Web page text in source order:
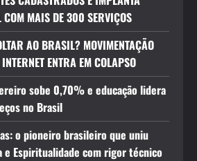
COM MAIS DE 300 SERVIÇOS
AO BRASIL? MOVIMENTAÇÃO
ENTRA EM COLAPSO
sobe 0,70% e educação lidera
no Brasil
o pioneiro brasileiro que uniu
e Espiritualidade com rigor técnico